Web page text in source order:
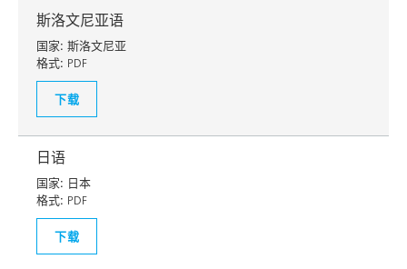
斯洛文尼亚语
国家: 斯洛文尼亚
格式: PDF
下载
日语
国家: 日本
格式: PDF
下载